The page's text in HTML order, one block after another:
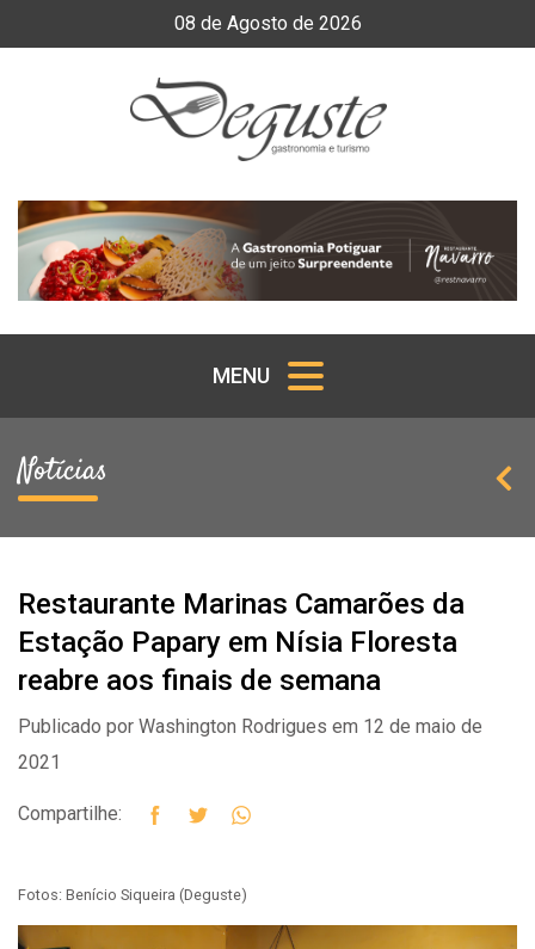
08 de Agosto de 2026
MENU
Notícias
Restaurante Marinas Camarões da
Estação Papary em Nísia Floresta
reabre aos finais de semana
Publicado por Washington Rodrigues em 12 de maio de
2021
Compartilhe:
Fotos: Benício Siqueira (Deguste)